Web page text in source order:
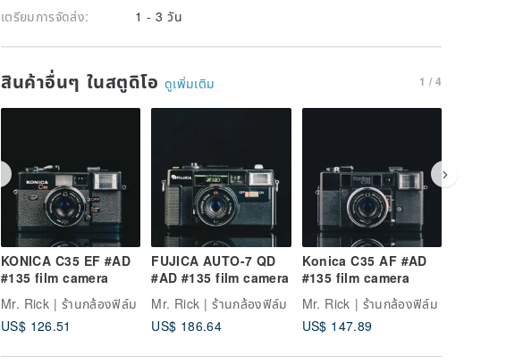
เตรียมการจัดส่ง:
1 - 3 วัน
สินค้าอื่นๆ ในสตูดิโอ ดูเพิ่มเติม 1 / 4
KONICA C35 EF #AD
#135 film camera
Mr. Rick | ร้านกล้องฟิล์ม
US$ 126.51
FUJICA AUTO-7 QD
#AD #135 film camera
Mr. Rick | ร้านกล้องฟิล์ม
US$ 186.64
Konica C35 AF #AD
#135 film camera
Mr. Rick | ร้านกล้องฟิล์ม
US$ 147.89